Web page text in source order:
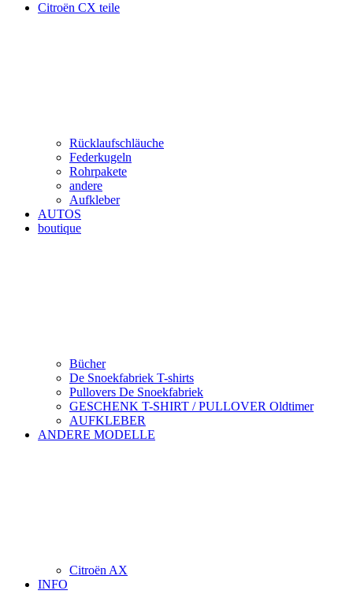
Citroën CX teile
Rücklaufschläuche
Federkugeln
Rohrpakete
andere
Aufkleber
AUTOS
boutique
Bücher
De Snoekfabriek T-shirts
Pullovers De Snoekfabriek
GESCHENK T-SHIRT / PULLOVER Oldtimer
AUFKLEBER
ANDERE MODELLE
Citroën AX
INFO